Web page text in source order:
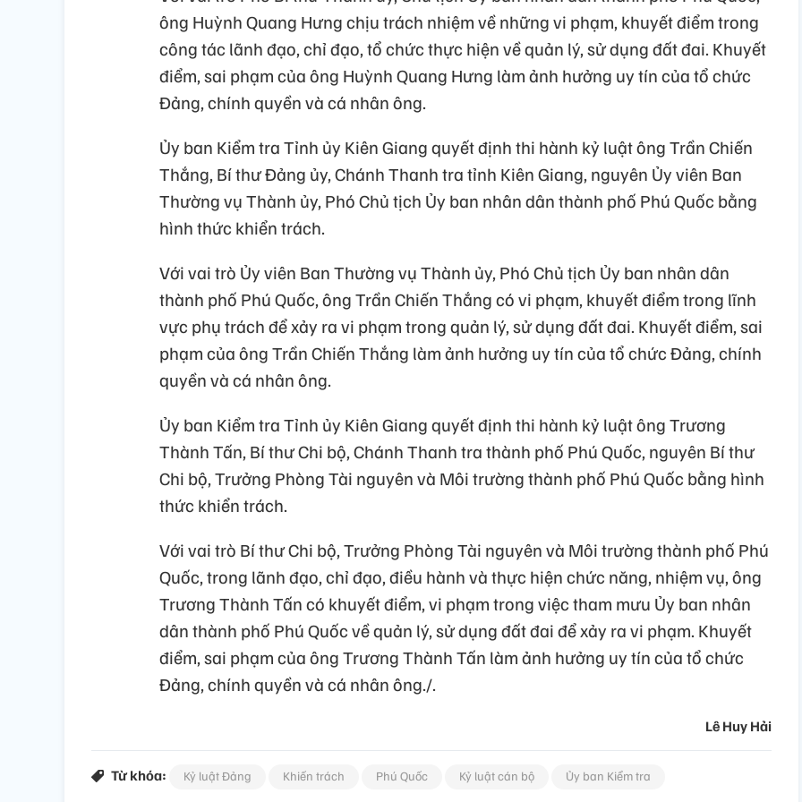
ông Huỳnh Quang Hưng chịu trách nhiệm về những vi phạm, khuyết điểm trong
công tác lãnh đạo, chỉ đạo, tổ chức thực hiện về quản lý, sử dụng đất đai. Khuyết
điểm, sai phạm của ông Huỳnh Quang Hưng làm ảnh hưởng uy tín của tổ chức
Đảng, chính quyền và cá nhân ông.
Ủy ban Kiểm tra Tỉnh ủy Kiên Giang quyết định thi hành kỷ luật ông Trần Chiến
Thắng, Bí thư Đảng ủy, Chánh Thanh tra tỉnh Kiên Giang, nguyên Ủy viên Ban
Thường vụ Thành ủy, Phó Chủ tịch Ủy ban nhân dân thành phố Phú Quốc bằng
hình thức khiển trách.
Với vai trò Ủy viên Ban Thường vụ Thành ủy, Phó Chủ tịch Ủy ban nhân dân
thành phố Phú Quốc, ông Trần Chiến Thắng có vi phạm, khuyết điểm trong lĩnh
vực phụ trách để xảy ra vi phạm trong quản lý, sử dụng đất đai. Khuyết điểm, sai
phạm của ông Trần Chiến Thắng làm ảnh hưởng uy tín của tổ chức Đảng, chính
quyền và cá nhân ông.
Ủy ban Kiểm tra Tỉnh ủy Kiên Giang quyết định thi hành kỷ luật ông Trương
Thành Tấn, Bí thư Chi bộ, Chánh Thanh tra thành phố Phú Quốc, nguyên Bí thư
Chi bộ, Trưởng Phòng Tài nguyên và Môi trường thành phố Phú Quốc bằng hình
thức khiển trách.
Với vai trò Bí thư Chi bộ, Trưởng Phòng Tài nguyên và Môi trường thành phố Phú
Quốc, trong lãnh đạo, chỉ đạo, điều hành và thực hiện chức năng, nhiệm vụ, ông
Trương Thành Tấn có khuyết điểm, vi phạm trong việc tham mưu Ủy ban nhân
dân thành phố Phú Quốc về quản lý, sử dụng đất đai để xảy ra vi phạm. Khuyết
điểm, sai phạm của ông Trương Thành Tấn làm ảnh hưởng uy tín của tổ chức
Đảng, chính quyền và cá nhân ông./.
Lê Huy Hải
Từ khóa: Kỷ luật Đảng Khiến trách Phú Quốc Kỷ luật cán bộ Ủy ban Kiểm tra